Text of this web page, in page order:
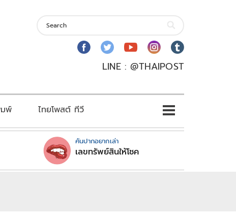
LINE : @THAIPOST
พ์ ไทยโพสต์ ทีวี
คันปากอยากเล่า
เลขทรัพย์สินให้โชค